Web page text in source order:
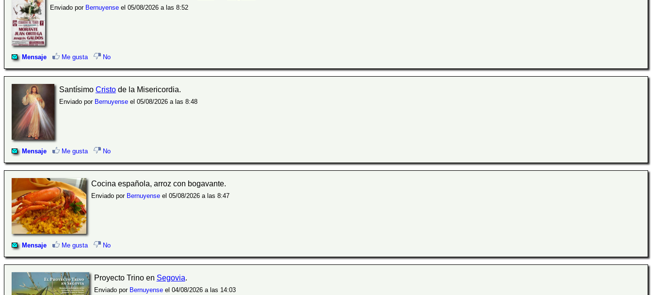
Enviado por Bernuyenseel 05/08/2026 a las 8:52
Mensaje Me gusta No
Santísimo Cristode la Misericordia.
Enviado por Bernuyenseel 05/08/2026 a las 8:48
Mensaje Me gusta No
Cocina española, arroz con bogavante.
Enviado por Bernuyenseel 05/08/2026 a las 8:47
Mensaje Me gusta No
Proyecto Trino en Segovia.
Enviado por Bernuyenseel 04/08/2026 a las 14:03